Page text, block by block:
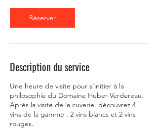
Réserver
Description du service
Une heure de visite pour s’initier à la
philosophie du Domaine Huber-Verdereau.
Après la visite de la cuverie, découvrez 4
vins de la gamme : 2 vins blancs et 2 vins
rouges.